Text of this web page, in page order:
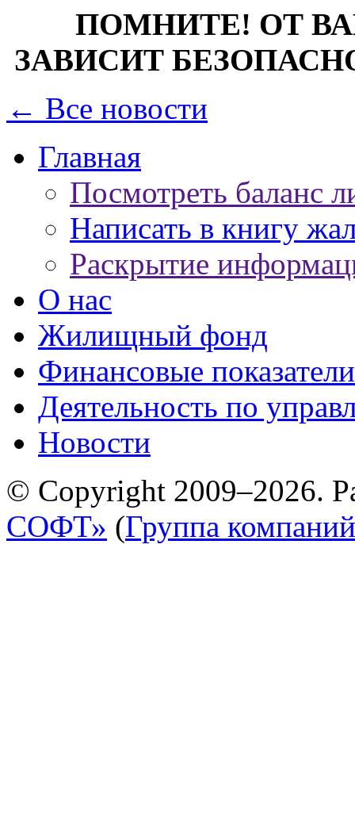
ПОМНИТЕ! ОТ
ЗАВИСИТ
← Все новости
Главная
Посмотреть баланс
Написать в книгу
Раскрытие
О нас
Жилищный фонд
Финансовые показатели
Деятельность по
Новости
© Copyright 2009–2026.
СОФТ» (Группа